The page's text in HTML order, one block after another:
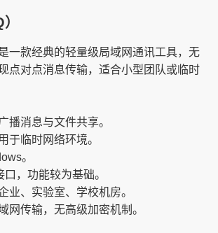
一款经典的轻量级局域网通讯工具，无
点对点消息传输，适合小型团队或临时
播消息与文件共享。
于临时网络环境。
。
口，功能较为基础。
业、实验室、学校机房。
网传输，无高级加密机制。